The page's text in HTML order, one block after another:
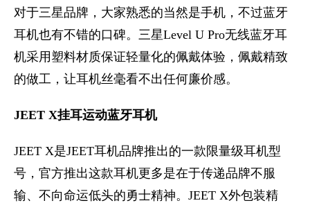
对于三星品牌，大家熟悉的当然是手机，不过蓝牙
耳机也有不错的口碑。三星Level U Pro无线蓝牙耳
机采用塑料材质保证轻量化的佩戴体验，佩戴精致
的做工，让耳机丝毫看不出任何廉价感。
JEET X挂耳运动蓝牙耳机
JEET X是JEET耳机品牌推出的一款限量级耳机型
号，官方推出这款耳机更多是在于传递品牌不服
输、不向命运低头的勇士精神。JEET X外包装精